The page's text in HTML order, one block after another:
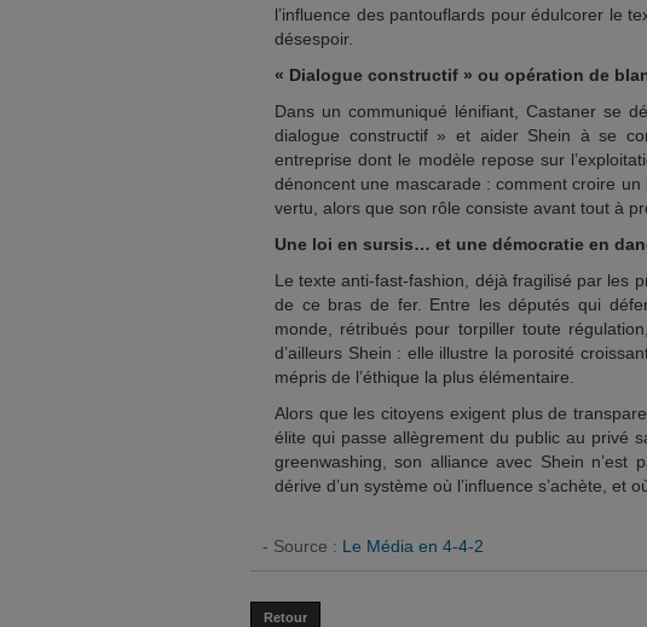
l’influence des pantouflards pour édulcorer le
désespoir.
« Dialogue constructif » ou opération de
Dans un communiqué lénifiant, Castaner se
dialogue constructif » et aider Shein à se
entreprise dont le modèle repose sur
dénoncent une mascarade : comment croire
vertu, alors que son rôle consiste avant tout à
Une loi en sursis… et une démocratie en
Le texte anti-fast-fashion, déjà fragilisé par les
de ce bras de fer. Entre les députés qui
monde, rétribués pour torpiller toute
d’ailleurs Shein : elle illustre la porosité
mépris de l’éthique la plus élémentaire.
Alors que les citoyens exigent plus de
élite qui passe allègrement du public au privé
greenwashing, son alliance avec Shein n’est
dérive d’un système où l’influence s’achète, et
- Source : Le Média en 4-4-2
Retour